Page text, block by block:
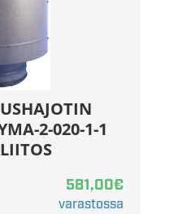
2-020-1-1
581,00€
varastossa